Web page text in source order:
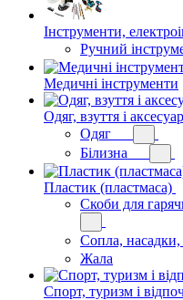
Інструменти,
Ручний
Медичні інструменти
Одяг, взуття і
Одяг
Білизна
Пластик (пластмаса)
Скоби для
Сопла, насадки,
Жала
Спорт, туризм і